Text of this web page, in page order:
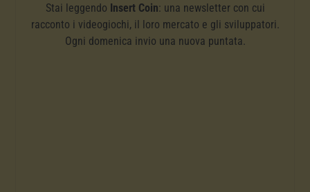
Stai leggendo Insert Coin: una newsletter con cui
racconto i videogiochi, il loro mercato e gli sviluppatori.
Ogni domenica invio una nuova puntata.